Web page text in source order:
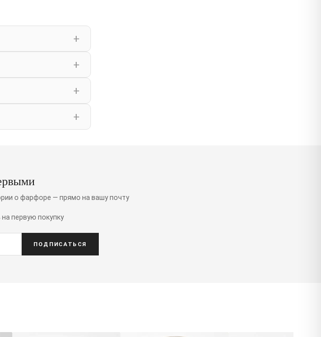
о фарфоре — прямо на вашу почту
первую покупку
ПОДПИСАТЬСЯ